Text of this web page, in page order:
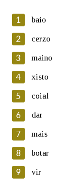
En
Protección de
Galega informa
electrónico, así
persoal, que
automatizado
ficheiros
seu dereito de
seus datos
Lin e
1 baio
2 cerzo
3 maino
4 xisto
5 coial
6 dar
7 mais
8 botar
9 vir